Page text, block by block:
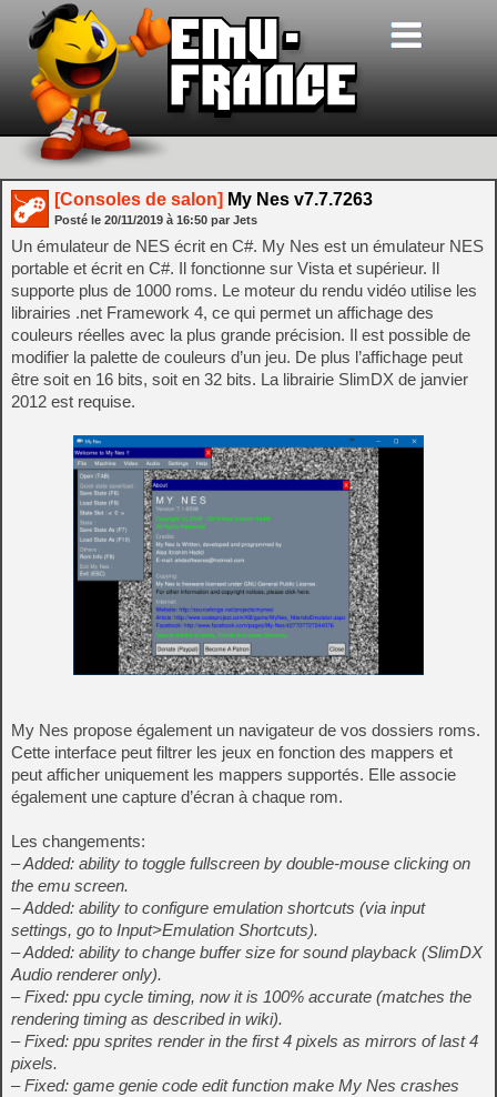
[Consoles de salon] My Nes v7.7.7263
Posté le 20/11/2019 à 16:50 par Jets
Un émulateur de NES écrit en C#. My Nes est un émulateur NES
portable et écrit en C#. Il fonctionne sur Vista et supérieur. Il
supporte plus de 1000 roms. Le moteur du rendu vidéo utilise les
librairies .net Framework 4, ce qui permet un affichage des
couleurs réelles avec la plus grande précision. Il est possible de
modifier la palette de couleurs d’un jeu. De plus l’affichage peut
être soit en 16 bits, soit en 32 bits. La librairie SlimDX de janvier
2012 est requise.
My Nes propose également un navigateur de vos dossiers roms.
Cette interface peut filtrer les jeux en fonction des mappers et
peut afficher uniquement les mappers supportés. Elle associe
également une capture d’écran à chaque rom.
Les changements:
– Added: ability to toggle fullscreen by double-mouse clicking on
the emu screen.
– Added: ability to configure emulation shortcuts (via input
settings, go to Input>Emulation Shortcuts).
– Added: ability to change buffer size for sound playback (SlimDX
Audio renderer only).
– Fixed: ppu cycle timing, now it is 100% accurate (matches the
rendering timing as described in wiki).
– Fixed: ppu sprites render in the first 4 pixels as mirrors of last 4
pixels.
– Fixed: game genie code edit function make My Nes crashes